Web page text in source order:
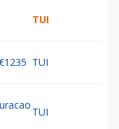
TUI
TUI
TUI